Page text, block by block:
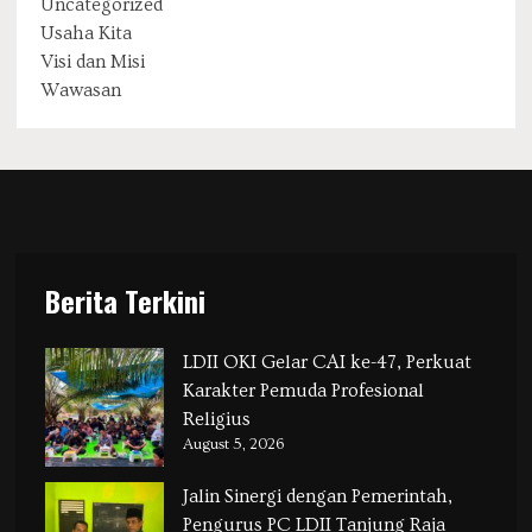
Uncategorized
Usaha Kita
Visi dan Misi
Wawasan
Berita Terkini
LDII OKI Gelar CAI ke-47, Perkuat
Karakter Pemuda Profesional
Religius
August 5, 2026
Jalin Sinergi dengan Pemerintah,
Pengurus PC LDII Tanjung Raja